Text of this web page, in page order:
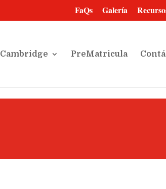
FaQs Galería
Cambridge PreMatricula